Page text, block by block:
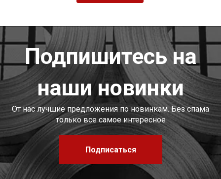
Подпишитесь на
наши новинки
От нас лучшие предложения по новинкам. Без спама
только все самое интересное
Подписаться